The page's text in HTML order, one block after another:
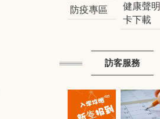
防疫專區
健康聲明
卡下載
訪客服務